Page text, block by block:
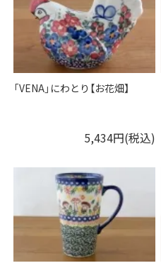
「VENA」にわとり【お花畑】
5,434円(税込)